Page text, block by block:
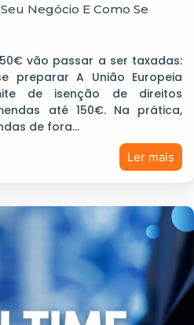
Negócio E Como Se
vão passar a ser taxadas:
preparar A União Europeia
de isenção de direitos
até 150€. Na prática,
de fora…
Ler mais